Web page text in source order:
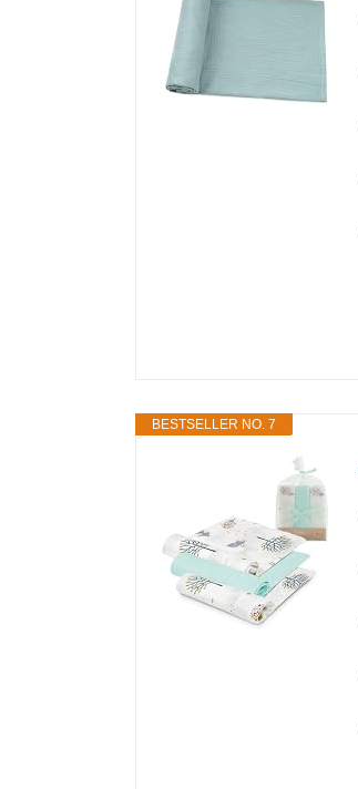
BESTSELLER NO. 7